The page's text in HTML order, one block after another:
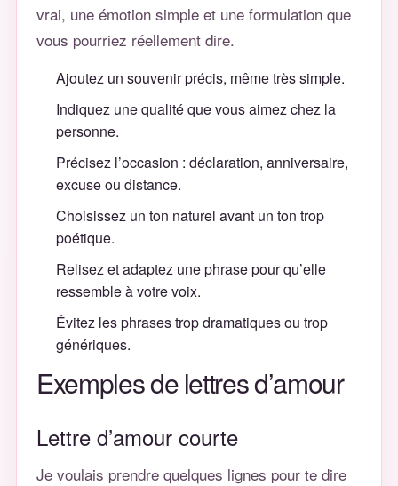
vrai, une émotion simple et une formulation que
vous pourriez réellement dire.
Ajoutez un souvenir précis, même très simple.
Indiquez une qualité que vous aimez chez la
personne.
Précisez l’occasion : déclaration, anniversaire,
excuse ou distance.
Choisissez un ton naturel avant un ton trop
poétique.
Relisez et adaptez une phrase pour qu’elle
ressemble à votre voix.
Évitez les phrases trop dramatiques ou trop
génériques.
Exemples de lettres d’amour
Lettre d’amour courte
Je voulais prendre quelques lignes pour te dire